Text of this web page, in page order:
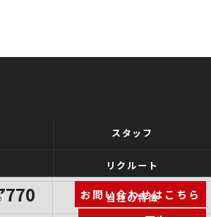
お問い合わせはこちら
スタッフ
リクルート
当社の特徴